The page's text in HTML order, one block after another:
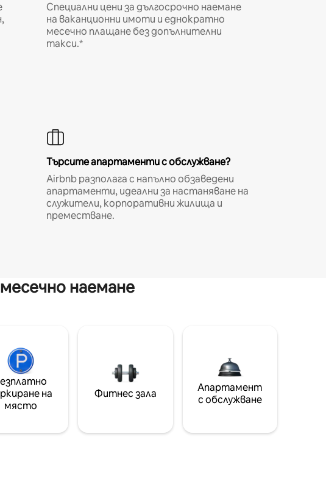
Специални цени за дългосрочно наемане
на ваканционни имоти и еднократно
месечно плащане без допълнителни
такси.*
Търсите апартаменти с обслужване?
Airbnb разполага с напълно обзаведени
апартаменти, идеални за настаняване на
служители, корпоративни жилища и
преместване.
наемане
на
място
Фитнес зала
Апартамент
с обслужване